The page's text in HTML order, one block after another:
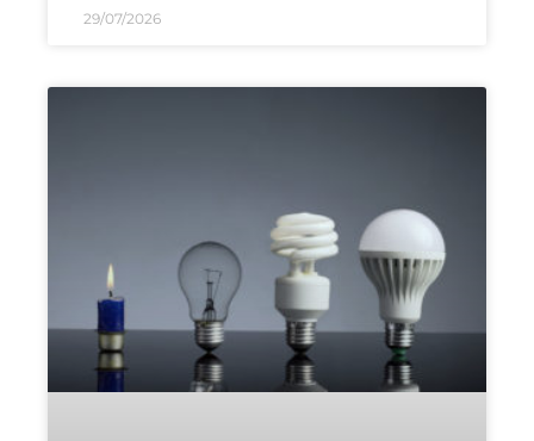
29/07/2026